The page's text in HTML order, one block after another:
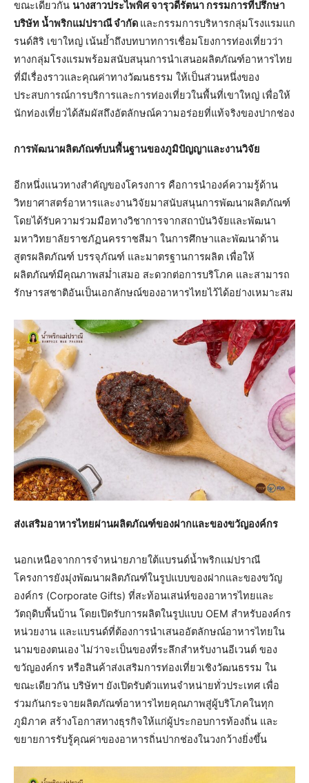
​ขณะเดียวกัน นางสาวประไพพิศ จารุวดีรัตนา กรรมการที่ปรึกษา
บริษัท น้ำพริกแม่ปราณี จำกัด และกรรมการบริหารกลุ่มโรงแรมแก
รนด์สิริ เขาใหญ่ เน้นย้ำถึงบทบาทการเชื่อมโยงการท่องเที่ยวว่า
ทางกลุ่มโรงแรมพร้อมสนับสนุนการนำเสนอผลิตภัณฑ์อาหารไทย
ที่มีเรื่องราวและคุณค่าทางวัฒนธรรม ให้เป็นส่วนหนึ่งของ
ประสบการณ์การบริการและการท่องเที่ยวในพื้นที่เขาใหญ่ เพื่อให้
นักท่องเที่ยวได้สัมผัสถึงอัตลักษณ์ความอร่อยที่แท้จริงของปากช่อง
การพัฒนาผลิตภัณฑ์บนพื้นฐานของภูมิปัญญาและงานวิจัย
​อีกหนึ่งแนวทางสำคัญของโครงการ คือการนำองค์ความรู้ด้าน
วิทยาศาสตร์อาหารและงานวิจัยมาสนับสนุนการพัฒนาผลิตภัณฑ์
โดยได้รับความร่วมมือทางวิชาการจากสถาบันวิจัยและพัฒนา
มหาวิทยาลัยราชภัฏนครราชสีมา ในการศึกษาและพัฒนาด้าน
สูตรผลิตภัณฑ์ บรรจุภัณฑ์ และมาตรฐานการผลิต เพื่อให้
ผลิตภัณฑ์มีคุณภาพสม่ำเสมอ สะดวกต่อการบริโภค และสามารถ
รักษารสชาติอันเป็นเอกลักษณ์ของอาหารไทยไว้ได้อย่างเหมาะสม
​ส่งเสริมอาหารไทยผ่านผลิตภัณฑ์ของฝากและของขวัญองค์กร
​นอกเหนือจากการจำหน่ายภายใต้แบรนด์น้ำพริกแม่ปราณี
โครงการยังมุ่งพัฒนาผลิตภัณฑ์ในรูปแบบของฝากและของขวัญ
องค์กร (Corporate Gifts) ที่สะท้อนเสน่ห์ของอาหารไทยและ
วัตถุดิบพื้นบ้าน โดยเปิดรับการผลิตในรูปแบบ OEM สำหรับองค์กร
หน่วยงาน และแบรนด์ที่ต้องการนำเสนออัตลักษณ์อาหารไทยใน
นามของตนเอง ไม่ว่าจะเป็นของที่ระลึกสำหรับงานอีเวนต์ ของ
ขวัญองค์กร หรือสินค้าส่งเสริมการท่องเที่ยวเชิงวัฒนธรรม ใน
ขณะเดียวกัน บริษัทฯ ยังเปิดรับตัวแทนจำหน่ายทั่วประเทศ เพื่อ
ร่วมกันกระจายผลิตภัณฑ์อาหารไทยคุณภาพสู่ผู้บริโภคในทุก
ภูมิภาค สร้างโอกาสทางธุรกิจให้แก่ผู้ประกอบการท้องถิ่น และ
ขยายการรับรู้คุณค่าของอาหารถิ่นปากช่องในวงกว้างยิ่งขึ้น